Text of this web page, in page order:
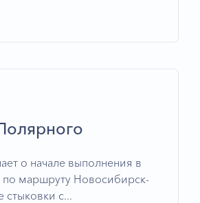
о начале выполнения в
по маршруту Новосибирск-
с...